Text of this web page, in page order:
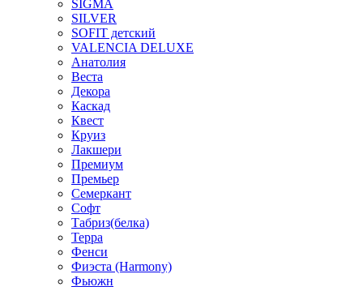
SIGMA
SILVER
SOFIT детский
VALENCIA DELUXE
Анатолия
Веста
Декора
Каскад
Квест
Круиз
Лакшери
Премиум
Премьер
Семеркант
Софт
Табриз(белка)
Терра
Фенси
Фиэста (Harmony)
Фьюжн